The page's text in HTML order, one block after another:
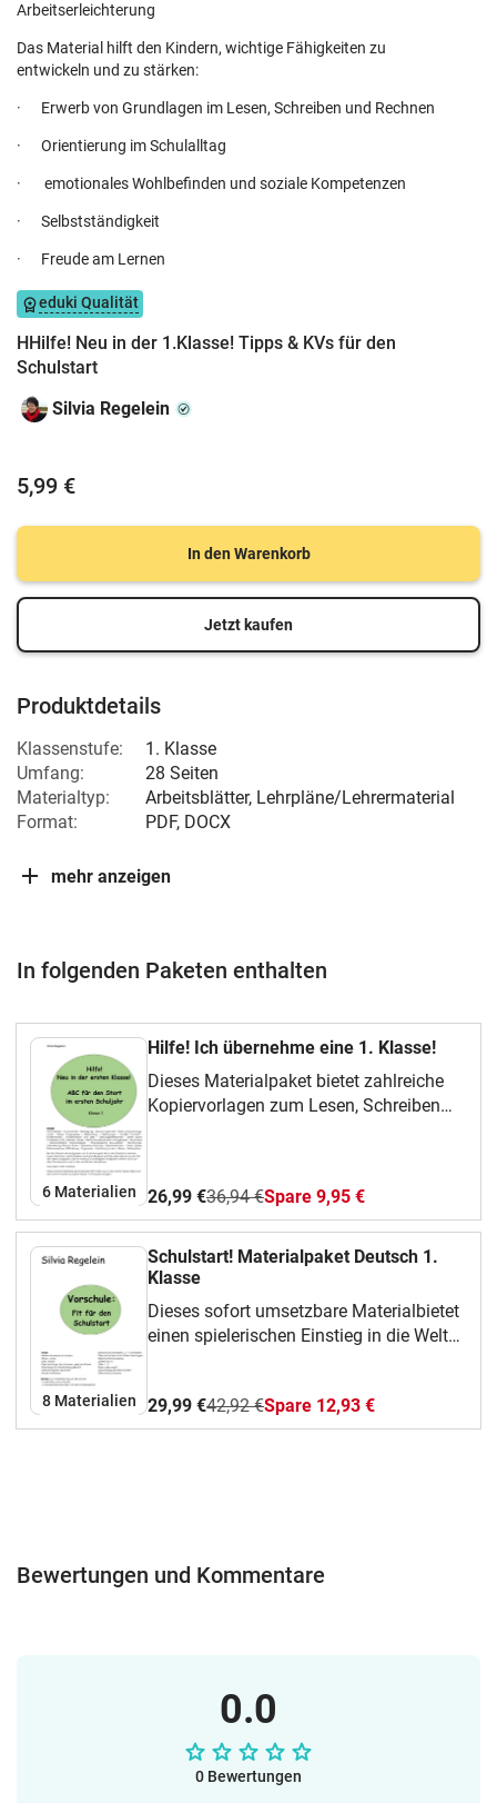
Arbeitserleichterung
Das Material hilft den Kindern, wichtige Fähigkeiten zu
entwickeln und zu stärken:
· Erwerb von Grundlagen im Lesen, Schreiben und Rechnen
· Orientierung im Schulalltag
· emotionales Wohlbefinden und soziale Kompetenzen
· Selbstständigkeit
· Freude am Lernen
eduki Qualität
HHilfe! Neu in der 1.Klasse! Tipps & KVs für den
Schulstart
Silvia Regelein
5,99 €
In den Warenkorb
Jetzt kaufen
Produktdetails
Klassenstufe:
1. Klasse
Umfang:
28 Seiten
Materialtyp:
Arbeitsblätter, Lehrpläne/Lehrermaterial
Format:
PDF, DOCX
mehr anzeigen
In folgenden Paketen enthalten
6 Materialien
Hilfe! Ich übernehme eine 1. Klasse!
Dieses Materialpaket bietet zahlreiche
Kopiervorlagen zum Lesen, Schreiben
Management.
26,99 €36,94 €Spare 9,95 €
8 Materialien
Schulstart! Materialpaket Deutsch 1.
Klasse
Dieses sofort umsetzbare Materialbietet
einen spielerischen Einstieg in die Welt
Material ist:Praxisnah und
realistischKinderfreundlich und
Strukturiert und übersichtlichMit diesem
anzuwenden.Buchstabenverständnis:
Sie lernen erste Buchstaben und ihre
Laute kennen.Erste Arbeitstechniken: Sie
wenden Arbeitstechniken an.
29,99 €42,92 €Spare 12,93 €
Bewertungen und Kommentare
0.0
0 Bewertungen